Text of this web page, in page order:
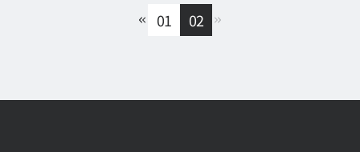
01
02